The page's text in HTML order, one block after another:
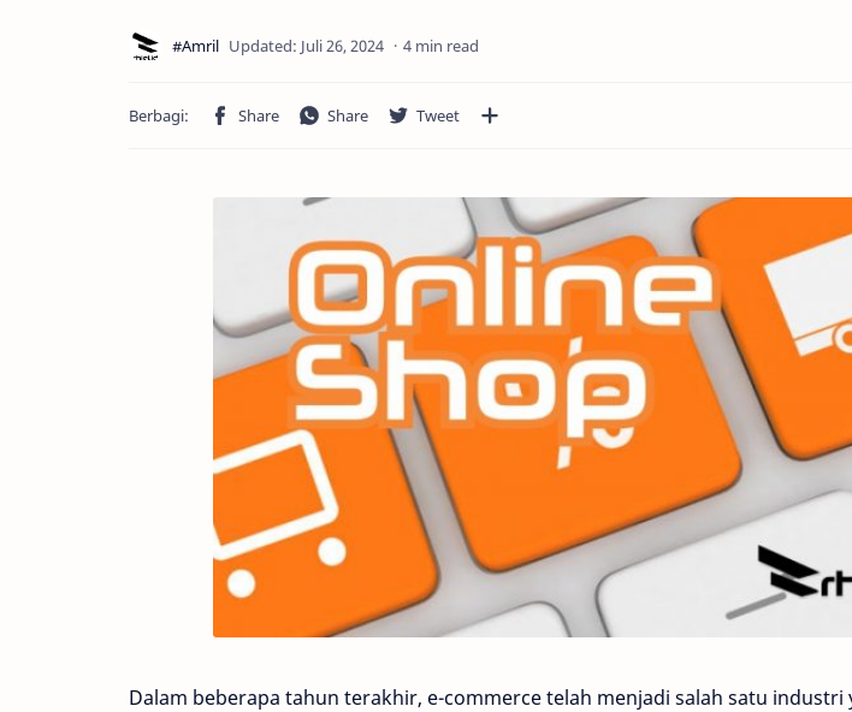
4 min read
Dalam beberapa tahun terakhir, e-commerce telah menjadi salah satu industri